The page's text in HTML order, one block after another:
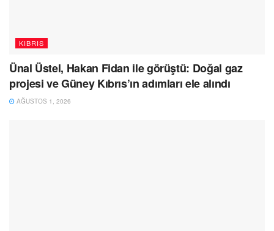
KIBRIS
Ünal Üstel, Hakan Fidan ile görüştü: Doğal gaz
projesi ve Güney Kıbrıs’ın adımları ele alındı
AĞUSTOS 1, 2026